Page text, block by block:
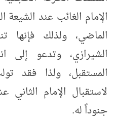
الإمام الغائب عند
الماضي، ولذلك فإنها
الشيرازي، وتدعو إلى
المستقبل، ولذا فقد
لاستقبال الإمام
جنوداً له.